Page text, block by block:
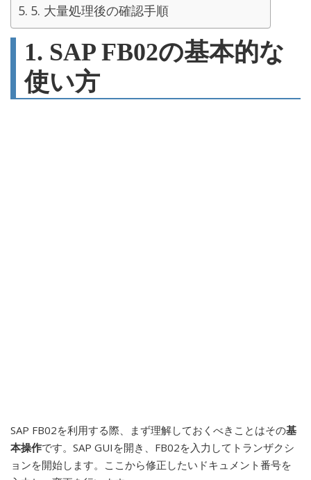
5. 大量処理後の確認手順
1. SAP FB02の基本的な
使い方
SAP FB02を利用する際、まず理解しておくべきことはその基
本操作です。SAP GUIを開き、FB02を入力してトランザクシ
ョンを開始します。ここから修正したいドキュメント番号を